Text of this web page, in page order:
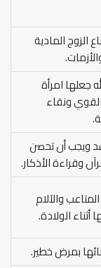
الزوج المادية
جعلها امرأة
القوي ونقاء
ويجب أن تحصن
وقراءة الأذكار.
والآلام
الولادة.
بمرض خطير.